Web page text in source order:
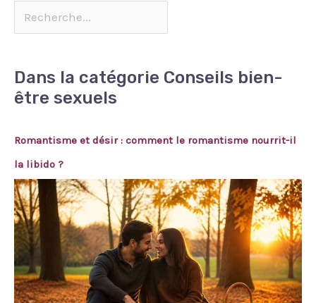
Dans la catégorie Conseils bien-
être sexuels
Romantisme et désir : comment le romantisme nourrit-il
la libido ?